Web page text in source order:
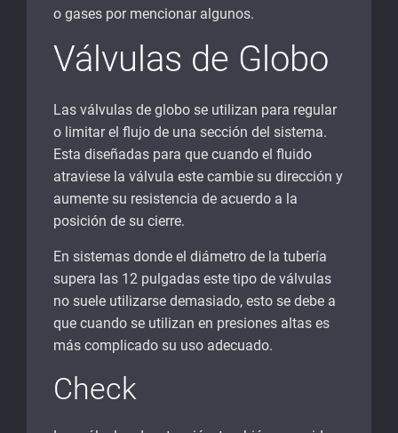
o gases por mencionar algunos.
Válvulas de Globo
Las válvulas de globo se utilizan para regular
o limitar el flujo de una sección del sistema.
Esta diseñadas para que cuando el fluido
atraviese la válvula este cambie su dirección y
aumente su resistencia de acuerdo a la
posición de su cierre.
En sistemas donde el diámetro de la tubería
supera las 12 pulgadas este tipo de válvulas
no suele utilizarse demasiado, esto se debe a
que cuando se utilizan en presiones altas es
más complicado su uso adecuado.
Check